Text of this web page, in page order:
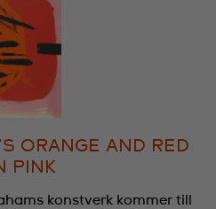
ORANGE AND RED
PINK
konstverk kommer till